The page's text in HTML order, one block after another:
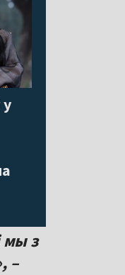
мы з
–